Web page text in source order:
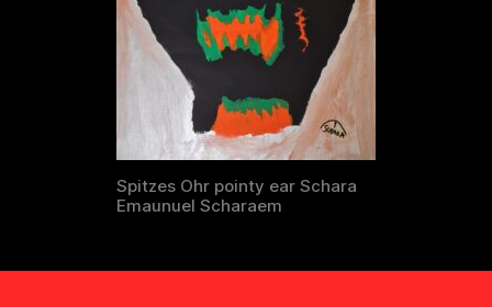
Spitzes Ohr pointy ear Schara
Emaunuel Scharaem